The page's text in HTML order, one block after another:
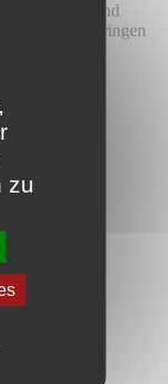
und
bringen
zu